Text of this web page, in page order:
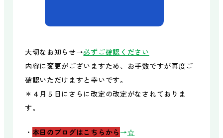
BBQガーデン
レストラン太公望
泊まる
オートキャンプ場
大切なお知らせ→必ずご確認ください
内容に変更がございますため、お手数ですが再度ご
確認いただけますと幸いです。
＊４月５日にさらに改定の改定がなされておりま
す。
・ 本日のブログはこちらから →☆